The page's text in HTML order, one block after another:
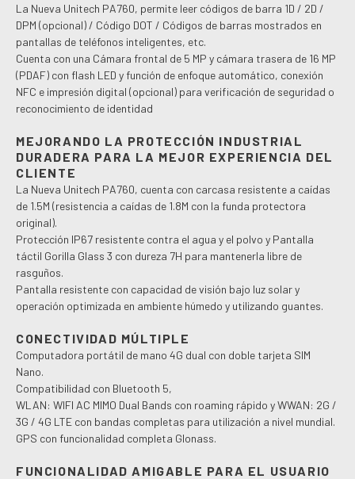
La Nueva Unitech PA760, permite leer códigos de barra 1D / 2D /
DPM (opcional) / Código DOT / Códigos de barras mostrados en
pantallas de teléfonos inteligentes, etc.
Cuenta con una Cámara frontal de 5 MP y cámara trasera de 16 MP
(PDAF) con flash LED y función de enfoque automático, conexión
NFC e impresión digital (opcional) para verificación de seguridad o
reconocimiento de identidad
MEJORANDO LA PROTECCIÓN INDUSTRIAL
DURADERA PARA LA MEJOR EXPERIENCIA DEL
CLIENTE
La Nueva Unitech PA760, cuenta con carcasa resistente a caídas
de 1.5M (resistencia a caídas de 1.8M con la funda protectora
original).
Protección IP67 resistente contra el agua y el polvo y Pantalla
táctil Gorilla Glass 3 con dureza 7H para mantenerla libre de
rasguños.
Pantalla resistente con capacidad de visión bajo luz solar y
operación optimizada en ambiente húmedo y utilizando guantes.
CONECTIVIDAD MÚLTIPLE
Computadora portátil de mano 4G dual con doble tarjeta SIM
Nano.
Compatibilidad con Bluetooth 5,
WLAN: WIFI AC MIMO Dual Bands con roaming rápido y WWAN: 2G /
3G / 4G LTE con bandas completas para utilización a nivel mundial.
GPS con funcionalidad completa Glonass.
FUNCIONALIDAD AMIGABLE PARA EL USUARIO